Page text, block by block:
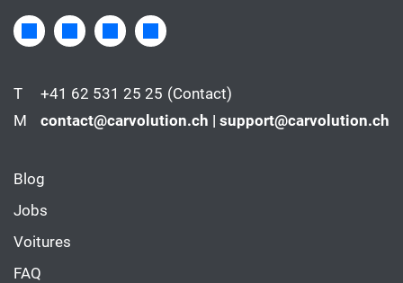
T +41 62 531 25 25 (Contact)
M
contact@carvolution.ch | support@carvolution.ch
Blog
Jobs
Voitures
FAQ